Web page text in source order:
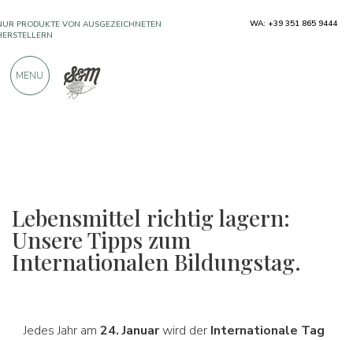
Lebensmittel richtig lagern:
Unsere Tipps zum
Internationalen Bildungstag.
Jedes Jahr am 24. Januarwird der Internationale Tag
PRODUKTE VON AUSGEZEICHNETEN
900 POSITIVE BEWERTUNGEN
WA: +39 351 865 9444
MENU